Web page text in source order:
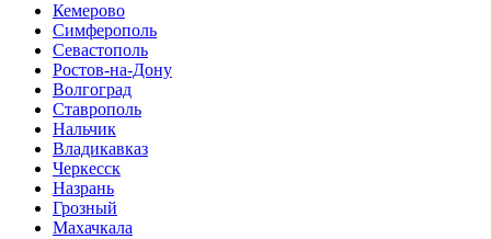
Кемерово
Симферополь
Севастополь
Ростов-на-Дону
Волгоград
Ставрополь
Нальчик
Владикавказ
Черкесск
Назрань
Грозный
Махачкала